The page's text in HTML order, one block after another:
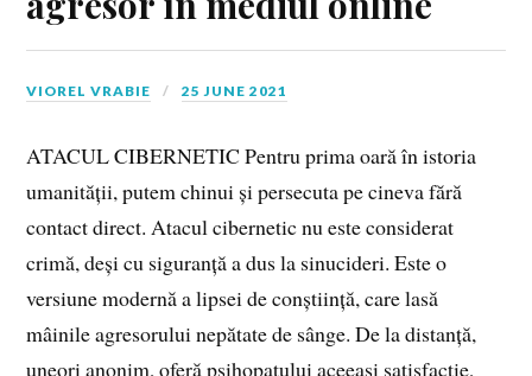
VIOREL VRABIE 25 JUNE 2021
ATACUL CIBERNETIC Pentru prima oară în istoria
umanității, putem chinui și persecuta pe cineva fără
contact direct. Atacul cibernetic nu este considerat
crimă, deși cu siguranță a dus la sinucideri. Este o
versiune modernă a lipsei de conștiință, care lasă
mâinile agresorului nepătate de sânge. De la distanță,
uneori anonim, oferă psihopatului aceeași satisfacție,